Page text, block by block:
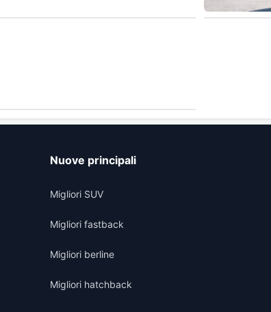
Nuove principali
Migliori SUV
Migliori fastback
Migliori berline
Migliori hatchback